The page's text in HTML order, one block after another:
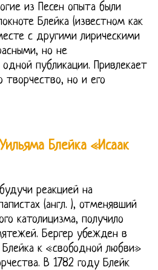
из Песен опыта были
Блейка (известном как
с другими лирическими
но не
публикации. Привлекает
творчество, но и его
Блейка «Исаак
реакцией на
(англ. ), отменявший
католицизма, получило
Бергер убежден в
к «свободной любви»
В 1782 году Блейк